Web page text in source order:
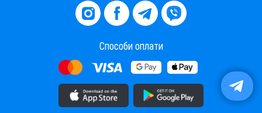
Способи оплати
Завантажити додаток в AppStore Завантажити додаток в PlayMarket